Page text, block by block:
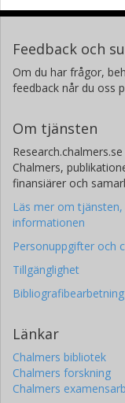
Feedback och
Om du har frågor,
feedback når du oss
Om tjänsten
Chalmers,
finansiärer och
Läs mer om
informationen
Personuppgifter och
Tillgänglighet
Bibliografibearbetning
Länkar
Chalmers bibliotek
Chalmers forskning
Chalmers